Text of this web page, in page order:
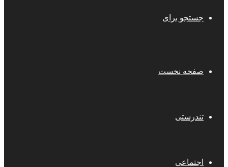
جستجو برای
صفحه نخست
تندرستی
اجتماعی